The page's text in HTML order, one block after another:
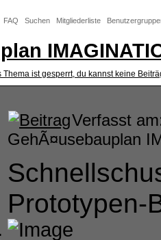
FAQ Suchen Mitgliederliste
Verfasst
GehÃ¤usebauplan
Prototypen-